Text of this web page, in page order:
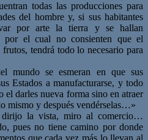
todas las producciones para
del hombre y, si sus habitantes
por arte la tierra y se hallan
por el cual no consienten que el
tendrá todo lo necesario para
mundo se esmeran en que sus
Estados a manufacturarse, y todo
el darles nueva forma sino en atraer
mismo y después vendérselas…»
la vista, miro al comercio…
pues no tiene camino por donde
que cada vez más lo llevan al